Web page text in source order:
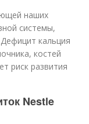
наших
системы,
кальция
костей
риск развития
Nestle